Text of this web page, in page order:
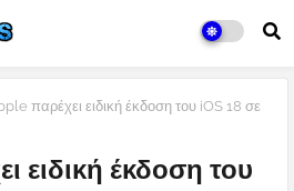
παρέχει ειδική έκδοση του iOS 18 σε
ειδική έκδοση του